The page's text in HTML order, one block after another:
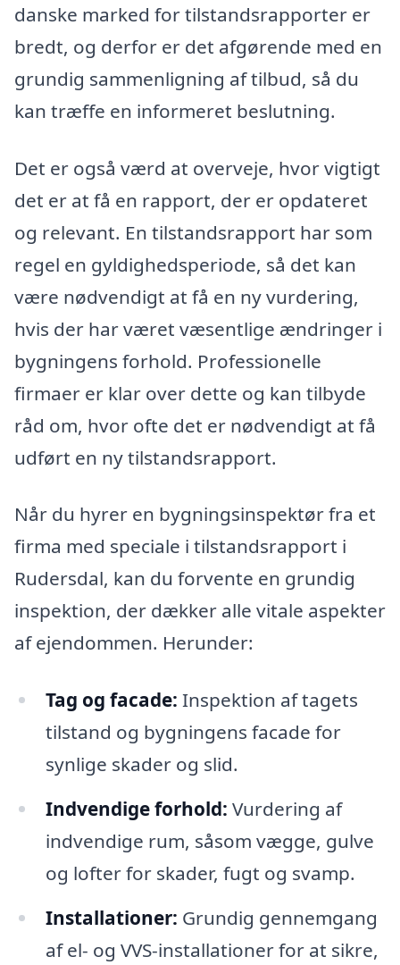
danske marked for tilstandsrapporter er
bredt, og derfor er det afgørende med en
grundig sammenligning af tilbud, så du
kan træffe en informeret beslutning.
Det er også værd at overveje, hvor vigtigt
det er at få en rapport, der er opdateret
og relevant. En tilstandsrapport har som
regel en gyldighedsperiode, så det kan
være nødvendigt at få en ny vurdering,
hvis der har været væsentlige ændringer i
bygningens forhold. Professionelle
firmaer er klar over dette og kan tilbyde
råd om, hvor ofte det er nødvendigt at få
udført en ny tilstandsrapport.
Når du hyrer en bygningsinspektør fra et
firma med speciale i tilstandsrapport i
Rudersdal, kan du forvente en grundig
inspektion, der dækker alle vitale aspekter
af ejendommen. Herunder:
Tag og facade: Inspektion af tagets
tilstand og bygningens facade for
synlige skader og slid.
Indvendige forhold: Vurdering af
indvendige rum, såsom vægge, gulve
og lofter for skader, fugt og svamp.
Installationer: Grundig gennemgang
af el- og VVS-installationer for at sikre,